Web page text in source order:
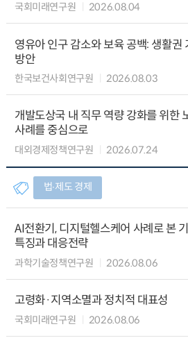
국회미래연구원 2026.08.04
영유아 인구 감소와 보육 공백: 생활권
방안
한국보건사회연구원 2026.08.03
개발도상국 내 직무 역량 강화를 위한
사례를 중심으로
대외경제정책연구원 2026.07.24
법∙제도 경제
AI전환기, 디지털헬스케어 사례로 본
특징과 대응전략
과학기술정책연구원 2026.08.06
고령화·지역소멸과 정치적 대표성
국회미래연구원 2026.08.06